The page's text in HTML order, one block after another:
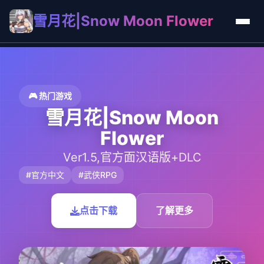
雪月花|Snow Moon Flower
🎮 热门游戏
雪月花|Snow Moon
Flower
Ver1.5,官方面汉语版+DLC
#官方中文 #武侠RPG
点击下载 了解更多